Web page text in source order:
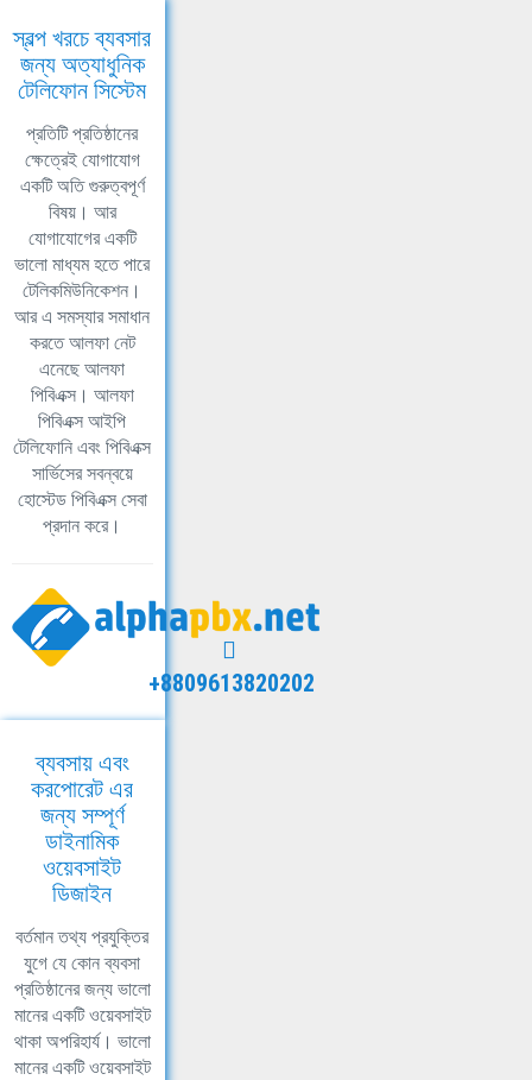
স্বল্প খরচে ব্যবসার
জন্য অত্যাধুনিক
টেলিফোন সিস্টেম
প্রতিটি প্রতিষ্ঠানের
ক্ষেত্রেই যোগাযোগ
একটি অতি গুরুত্বপূর্ণ
বিষয়। আর
যোগাযোগের একটি
ভালো মাধ্যম হতে পারে
টেলিকমিউনিকেশন।
আর এ সমস্যার সমাধান
করতে আলফা নেট
এনেছে আলফা
পিবিএক্স। আলফা
পিবিএক্স আইপি
টেলিফোনি এবং পিবিএক্স
সার্ভিসের সবন্বয়ে
হোস্টেড পিবিএক্স সেবা
প্রদান করে।
+8809613820202
ব্যবসায় এবং
করপোরেট এর
জন্য সম্পূর্ণ
ডাইনামিক
ওয়েবসাইট
ডিজাইন
বর্তমান তথ্য প্রযুক্তির
যুগে যে কোন ব্যবসা
প্রতিষ্ঠানের জন্য ভালো
মানের একটি ওয়েবসাইট
থাকা অপরিহার্য। ভালো
মানের একটি ওয়েবসাইট